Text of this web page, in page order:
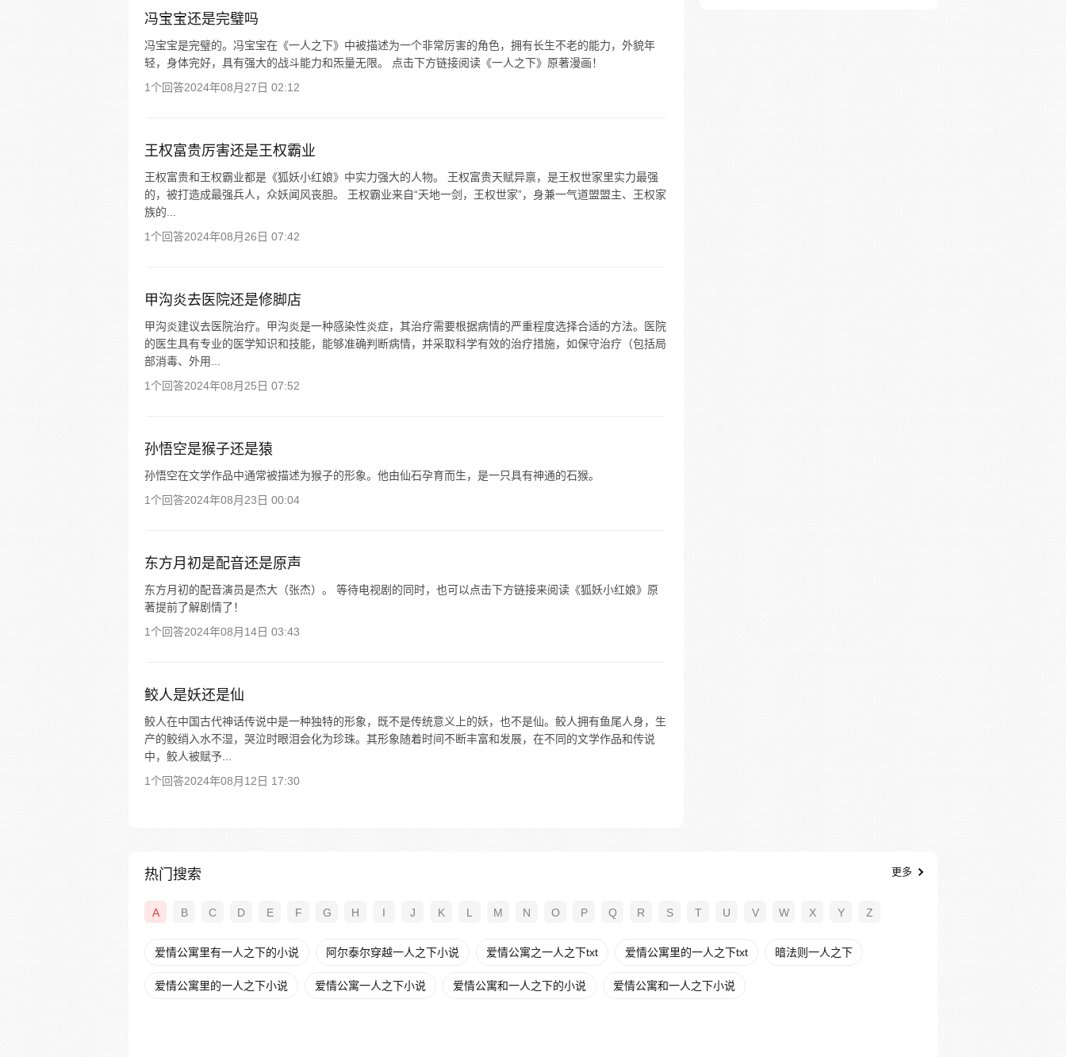
冯宝宝还是完璧吗
冯宝宝是完璧的。冯宝宝在《一人之下》中被描述为一个非常厉害的角色，拥有长生不老的能力，外貌年
轻，身体完好，具有强大的战斗能力和炁量无限。 点击下方链接阅读《一人之下》原著漫画！
1个回答2024年08月27日 02:12
王权富贵厉害还是王权霸业
王权富贵和王权霸业都是《狐妖小红娘》中实力强大的人物。 王权富贵天赋异禀，是王权世家里实力最强
的，被打造成最强兵人，众妖闻风丧胆。 王权霸业来自“天地一剑，王权世家”，身兼一气道盟盟主、王权家
族的...
1个回答2024年08月26日 07:42
甲沟炎去医院还是修脚店
甲沟炎建议去医院治疗。甲沟炎是一种感染性炎症，其治疗需要根据病情的严重程度选择合适的方法。医院
的医生具有专业的医学知识和技能，能够准确判断病情，并采取科学有效的治疗措施，如保守治疗（包括局
部消毒、外用...
1个回答2024年08月25日 07:52
孙悟空是猴子还是猿
孙悟空在文学作品中通常被描述为猴子的形象。他由仙石孕育而生，是一只具有神通的石猴。
1个回答2024年08月23日 00:04
东方月初是配音还是原声
东方月初的配音演员是杰大（张杰）。 等待电视剧的同时，也可以点击下方链接来阅读《狐妖小红娘》原
著提前了解剧情了！
1个回答2024年08月14日 03:43
鲛人是妖还是仙
鲛人在中国古代神话传说中是一种独特的形象，既不是传统意义上的妖，也不是仙。鲛人拥有鱼尾人身，生
产的鲛绡入水不湿，哭泣时眼泪会化为珍珠。其形象随着时间不断丰富和发展，在不同的文学作品和传说
中，鲛人被赋予...
1个回答2024年08月12日 17:30
热门搜索 更多
A B C D E F G H I J K L M N O P Q R S T U V W X Y Z
爱情公寓里有一人之下的小说 阿尔泰尔穿越一人之下小说 爱情公寓之一人之下txt 爱情公寓里的一人之下txt 暗法则一人之下
爱情公寓里的一人之下小说 爱情公寓一人之下小说 爱情公寓和一人之下的小说 爱情公寓和一人之下小说